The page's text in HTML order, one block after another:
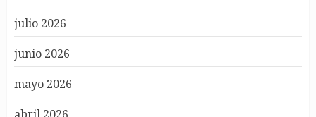
julio 2026
junio 2026
mayo 2026